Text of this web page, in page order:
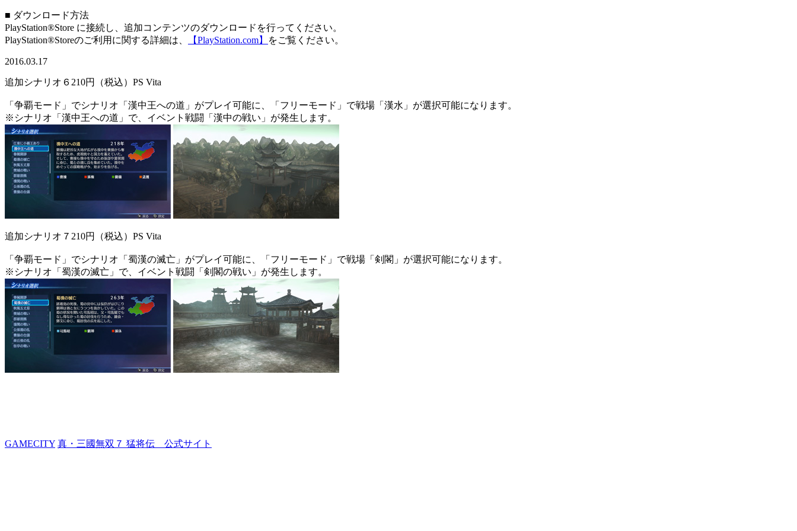
■ ダウンロード方法
PlayStation®Store に接続し、追加コンテンツのダウンロードを行ってください。
PlayStation®Storeのご利用に関する詳細は、
【PlayStation.com】 をご覧ください。
2016.03.17
追加シナリオ６ 210円（税込） PS Vita
「争覇モード」でシナリオ「漢中王への道」がプレイ可能に、「フリーモード」で戦場「漢水」が選択可能になります。
※シナリオ「漢中王への道」で、イベント戦闘「漢中の戦い」が発生します。
追加シナリオ７ 210円（税込） PS Vita
「争覇モード」でシナリオ「蜀漢の滅亡」がプレイ可能に、「フリーモード」で戦場「剣閣」が選択可能になります。
※シナリオ「蜀漢の滅亡」で、イベント戦闘「剣閣の戦い」が発生します。
GAMECITY 真・三國無双７ 猛将伝 公式サイト